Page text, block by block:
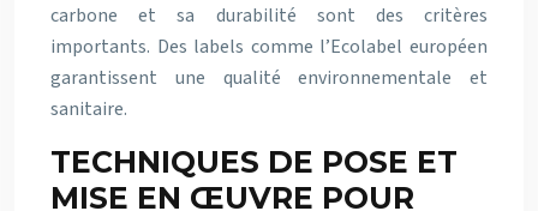
carbone et sa durabilité sont des critères
importants. Des labels comme l’Ecolabel européen
garantissent une qualité environnementale et
sanitaire.
TECHNIQUES DE POSE ET
MISE EN ŒUVRE POUR